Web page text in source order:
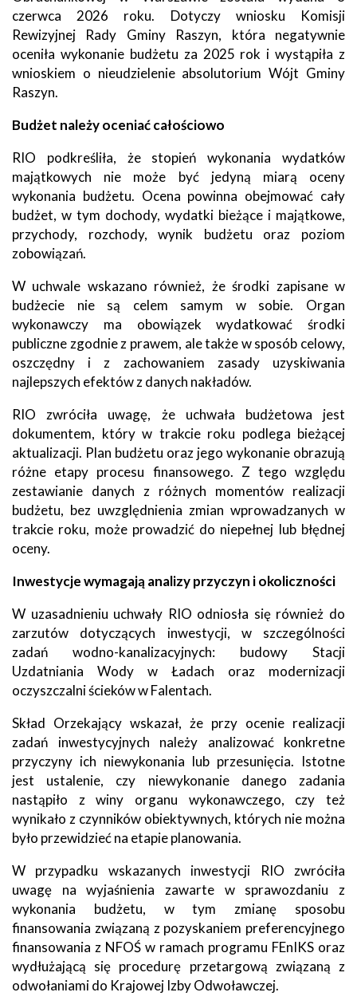
czerwca 2026 roku. Dotyczy wniosku Komisji
Rewizyjnej Rady Gminy Raszyn, która negatywnie
oceniła wykonanie budżetu za 2025 rok i wystąpiła z
wnioskiem o nieudzielenie absolutorium Wójt Gminy
Raszyn.
Budżet należy oceniać całościowo
RIO podkreśliła, że stopień wykonania wydatków
majątkowych nie może być jedyną miarą oceny
wykonania budżetu. Ocena powinna obejmować cały
budżet, w tym dochody, wydatki bieżące i majątkowe,
przychody, rozchody, wynik budżetu oraz poziom
zobowiązań.
W uchwale wskazano również, że środki zapisane w
budżecie nie są celem samym w sobie. Organ
wykonawczy ma obowiązek wydatkować środki
publiczne zgodnie z prawem, ale także w sposób celowy,
oszczędny i z zachowaniem zasady uzyskiwania
najlepszych efektów z danych nakładów.
RIO zwróciła uwagę, że uchwała budżetowa jest
dokumentem, który w trakcie roku podlega bieżącej
aktualizacji. Plan budżetu oraz jego wykonanie obrazują
różne etapy procesu finansowego. Z tego względu
zestawianie danych z różnych momentów realizacji
budżetu, bez uwzględnienia zmian wprowadzanych w
trakcie roku, może prowadzić do niepełnej lub błędnej
oceny.
Inwestycje wymagają analizy przyczyn i okoliczności
W uzasadnieniu uchwały RIO odniosła się również do
zarzutów dotyczących inwestycji, w szczególności
zadań wodno-kanalizacyjnych: budowy Stacji
Uzdatniania Wody w Ładach oraz modernizacji
oczyszczalni ścieków w Falentach.
Skład Orzekający wskazał, że przy ocenie realizacji
zadań inwestycyjnych należy analizować konkretne
przyczyny ich niewykonania lub przesunięcia. Istotne
jest ustalenie, czy niewykonanie danego zadania
nastąpiło z winy organu wykonawczego, czy też
wynikało z czynników obiektywnych, których nie można
było przewidzieć na etapie planowania.
W przypadku wskazanych inwestycji RIO zwróciła
uwagę na wyjaśnienia zawarte w sprawozdaniu z
wykonania budżetu, w tym zmianę sposobu
finansowania związaną z pozyskaniem preferencyjnego
finansowania z NFOŚ w ramach programu FEnIKS oraz
wydłużającą się procedurę przetargową związaną z
odwołaniami do Krajowej Izby Odwoławczej.